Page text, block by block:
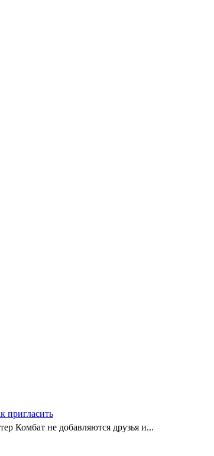
пригласить
Комбат не добавляются друзья и...